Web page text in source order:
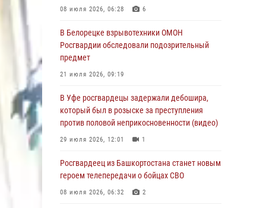
комплектования Росгвардии Башкортостана
ответил на вопросы граждан
30 июля 2026, 12:54
который был в розыске за преступления
против половой неприкосновенности (видео)
29 июля 2026, 12:01 1
комплектования штаба Росгвардии
Башкортостана проведет прямую линию
29 июля 2026, 10:52
08 июля 2026, 06:28 6
В Белорецке взрывотехники ОМОН
Росгвардии обследовали подозрительный
предмет
21 июля 2026, 09:19
В Уфе росгвардецы задержали дебошира,
который был в розыске за преступления
против половой неприкосновенности (видео)
29 июля 2026, 12:01 1
Росгвардеец из Башкортостана станет новым
героем телепередачи о бойцах СВО
08 июля 2026, 06:32 2